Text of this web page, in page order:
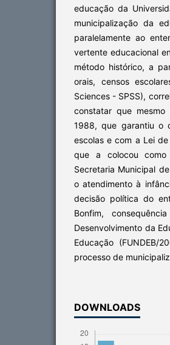
educação da
municipalização da
paralelamente ao
vertente educacional
método histórico, a
orais, censos
Sciences - SPSS),
constatar que
1988, que garantiu o
escolas e com a Lei
que a colocou
Secretaria Municipal
o atendimento à
decisão política do
Bonfim,
Desenvolvimento da
Educação (FUNDEB/
processo de
DOWNLOADS